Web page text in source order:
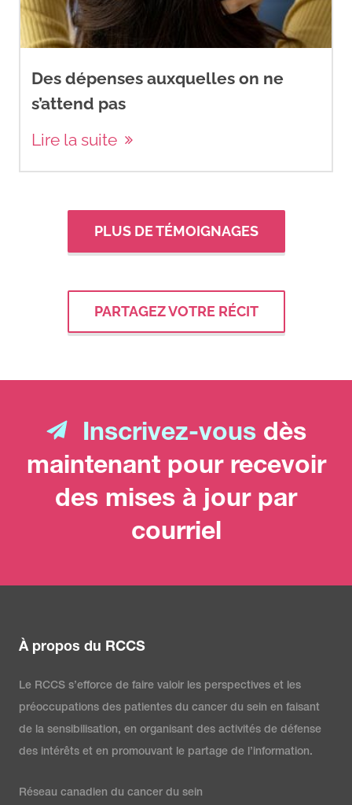
Des dépenses auxquelles on ne
s’attend pas
Lire la suite
PLUS DE TÉMOIGNAGES
PARTAGEZ VOTRE RÉCIT
Inscrivez-vous dès
maintenant pour recevoir
des mises à jour par
courriel
À propos du RCCS
Le RCCS s’efforce de faire valoir les perspectives et les
préoccupations des patientes du cancer du sein en faisant
de la sensibilisation, en organisant des activités de défense
des intérêts et en promouvant le partage de l’information.
Réseau canadien du cancer du sein